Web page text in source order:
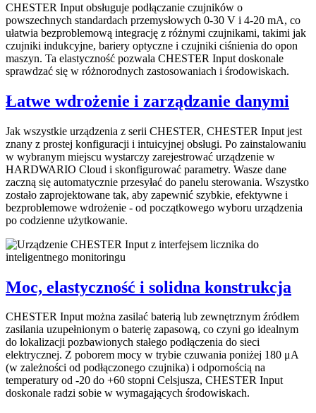
CHESTER Input obsługuje podłączanie czujników o
powszechnych standardach przemysłowych 0-30 V i 4-20 mA, co
ułatwia bezproblemową integrację z różnymi czujnikami, takimi jak
czujniki indukcyjne, bariery optyczne i czujniki ciśnienia do opon
maszyn. Ta elastyczność pozwala CHESTER Input doskonale
sprawdzać się w różnorodnych zastosowaniach i środowiskach.
Łatwe wdrożenie i zarządzanie danymi
Jak wszystkie urządzenia z serii CHESTER, CHESTER Input jest
znany z prostej konfiguracji i intuicyjnej obsługi. Po zainstalowaniu
w wybranym miejscu wystarczy zarejestrować urządzenie w
HARDWARIO Cloud i skonfigurować parametry. Wasze dane
zaczną się automatycznie przesyłać do panelu sterowania. Wszystko
zostało zaprojektowane tak, aby zapewnić szybkie, efektywne i
bezproblemowe wdrożenie - od początkowego wyboru urządzenia
po codzienne użytkowanie.
Moc, elastyczność i solidna konstrukcja
CHESTER Input można zasilać baterią lub zewnętrznym źródłem
zasilania uzupełnionym o baterię zapasową, co czyni go idealnym
do lokalizacji pozbawionych stałego podłączenia do sieci
elektrycznej. Z poborem mocy w trybie czuwania poniżej 180 μA
(w zależności od podłączonego czujnika) i odpornością na
temperatury od -20 do +60 stopni Celsjusza, CHESTER Input
doskonale radzi sobie w wymagających środowiskach.